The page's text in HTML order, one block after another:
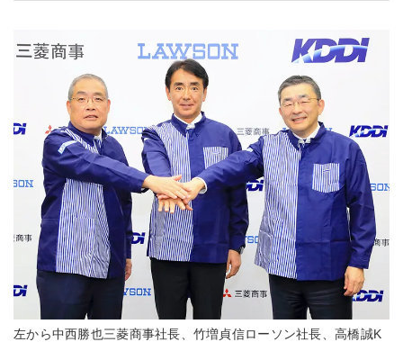
左から中西勝也三菱商事社長、竹増貞信ローソン社長、高橋誠K